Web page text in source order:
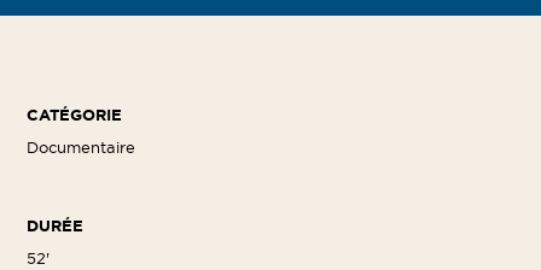
CATÉGORIE
Documentaire
DURÉE
52'